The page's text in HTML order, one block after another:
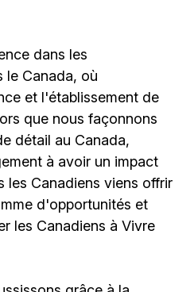
dans les
le Canada, où
et l'établissement de
que nous façonnons
détail au Canada,
à avoir un impact
les Canadiens viens offrir
d'opportunités et
les Canadiens à Vivre